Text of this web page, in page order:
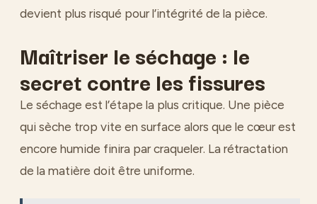
devient plus risqué pour l’intégrité de la pièce.
Maîtriser le séchage : le
secret contre les fissures
Le séchage est l’étape la plus critique. Une pièce
qui sèche trop vite en surface alors que le cœur est
encore humide finira par craqueler. La rétractation
de la matière doit être uniforme.